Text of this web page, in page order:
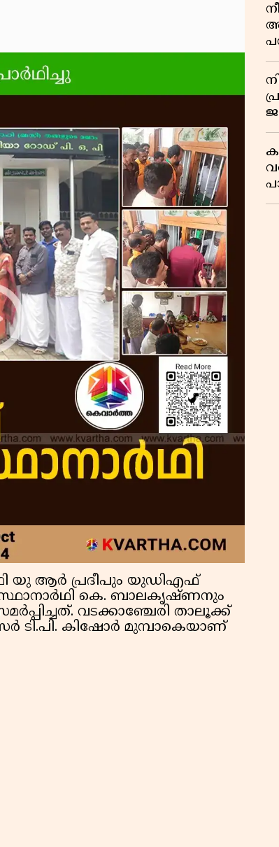
യു ആർ പ്രദീപും യുഡിഎഫ്
സ്ഥാനാർഥി കെ. ബാലകൃഷ്ണനും
വടക്കാഞ്ചേരി താലൂക്ക്
ടി.പി. കിഷോർ മുമ്പാകെയാണ്